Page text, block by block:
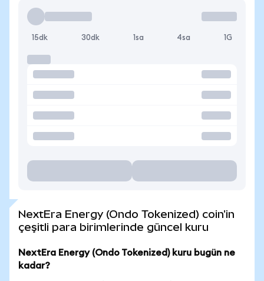
15dk 30dk 1sa 4sa 1G
NextEra Energy (Ondo Tokenized) coin'in
çeşitli para birimlerinde güncel kuru
NextEra Energy (Ondo Tokenized) kuru bugün ne
kadar?